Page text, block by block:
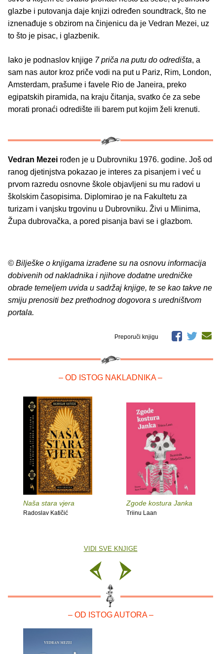
glazbe i putovanja daje knjizi određen soundtrack, što ne
iznenađuje s obzirom na činjenicu da je Vedran Mezei, uz
to što je pisac, i glazbenik.
Iako je podnaslov knjige 7 priča na putu do odredišta, a
sam nas autor kroz priče vodi na put u Pariz, Rim, London,
Amsterdam, prašume i favele Rio de Janeira, preko
egipatskih piramida, na kraju čitanja, svatko će za sebe
morati pronaći odredište ili barem put kojim želi krenuti.
Vedran Mezei rođen je u Dubrovniku 1976. godine. Još od
ranog djetinjstva pokazao je interes za pisanjem i već u
prvom razredu osnovne škole objavljeni su mu radovi u
školskim časopisima. Diplomirao je na Fakultetu za
turizam i vanjsku trgovinu u Dubrovniku. Živi u Mlinima,
Župa dubrovačka, a pored pisanja bavi se i glazbom.
© Bilješke o knjigama izrađene su na osnovu informacija
dobivenih od nakladnika i njihove dodatne uredničke
obrade temeljem uvida u sadržaj knjige, te se kao takve ne
smiju prenositi bez prethodnog dogovora s uredništvom
portala.
Preporuči knjigu
– OD ISTOG NAKLADNIKA –
Naša stara vjera
Radoslav Katičić
Zgode kostura Janka
Triinu Laan
VIDI SVE KNJIGE
– OD ISTOG AUTORA –